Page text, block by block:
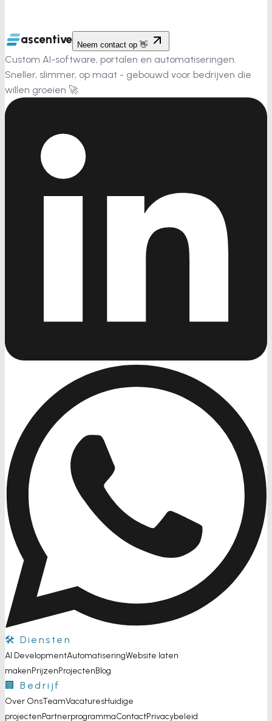
ascentive Neem contact op 👋
Custom AI-software, portalen en automatiseringen.
Sneller, slimmer, op maat - gebouwd voor bedrijven die
willen groeien 🚀
🛠️ Diensten
AI DevelopmentAutomatiseringWebsite laten
makenPrijzenProjectenBlog
🏢 Bedrijf
Over OnsTeamVacaturesHuidige
projectenPartnerprogrammaContactPrivacybeleid